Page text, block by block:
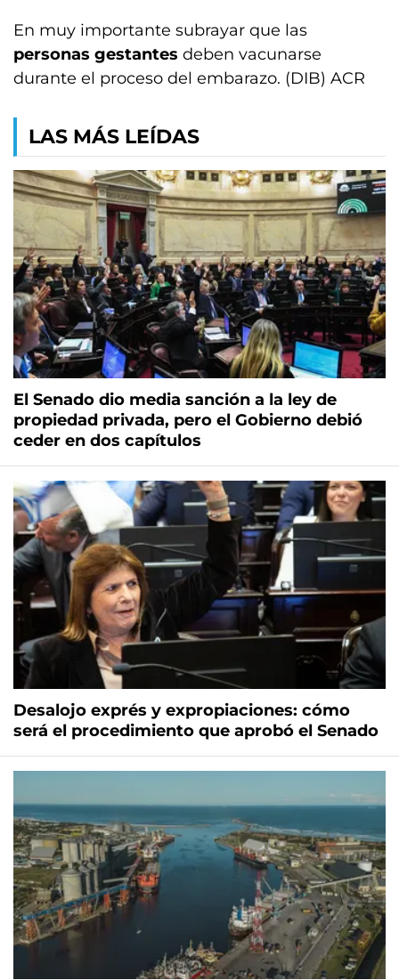
En muy importante subrayar que las
personas gestantes deben vacunarse
durante el proceso del embarazo. (DIB) ACR
LAS MÁS LEÍDAS
El Senado dio media sanción a la ley de
propiedad privada, pero el Gobierno debió
ceder en dos capítulos
Desalojo exprés y expropiaciones: cómo
será el procedimiento que aprobó el Senado